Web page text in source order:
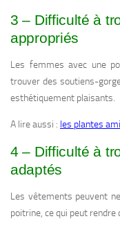
3 – Difficulté à
appropriés
Les femmes avec une
trouver des soutiens-
esthétiquement plaisants.
A lire aussi : les plantes
4 – Difficulté à
adaptés
Les vêtements peuvent
poitrine, ce qui peut